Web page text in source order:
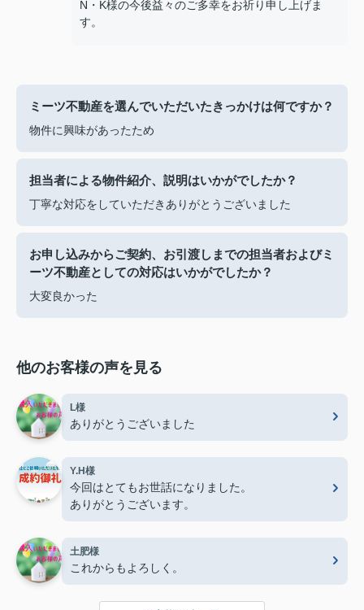
N・K様の今後益々のご多幸をお祈り申し上げま
す。
ミーツ不動産を選んでいただいたきっかけは何ですか？
物件に興味があったため
担当者による物件紹介、説明はいかがでしたか？
丁寧な対応をしていただきありがとうございました
お申し込みからご契約、お引渡しまでの担当者およびミ
ーツ不動産としての対応はいかがでしたか？
大変良かった
他のお客様の声を見る
L様
ありがとうございました
Y.H様
今回はとてもお世話になりました。
ありがとうございます。
土肥様
これからもよろしく。